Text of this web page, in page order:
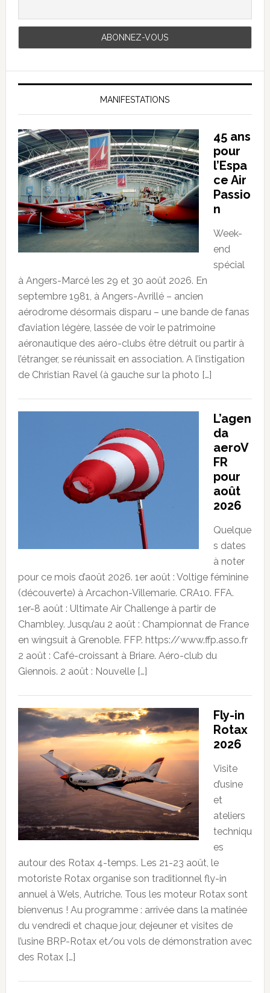
MANIFESTATIONS
45 ans
pour
l’Espa
ce Air
Passio
n
Week-
end
spécial
à Angers-Marcé les 29 et 30 août 2026. En
septembre 1981, à Angers-Avrillé – ancien
aérodrome désormais disparu – une bande de fanas
d’aviation légère, lassée de voir le patrimoine
aéronautique des aéro-clubs être détruit ou partir à
l’étranger, se réunissait en association. A l’instigation
de Christian Ravel (à gauche sur la photo […]
L’agen
da
aeroV
FR
pour
août
2026
Quelque
s dates
à noter
pour ce mois d’août 2026. 1er août : Voltige féminine
(découverte) à Arcachon-Villemarie. CRA10. FFA.
1er-8 août : Ultimate Air Challenge à partir de
Chambley. Jusqu’au 2 août : Championnat de France
en wingsuit à Grenoble. FFP. https://www.ffp.asso.fr
2 août : Café-croissant à Briare. Aéro-club du
Giennois. 2 août : Nouvelle […]
Fly-in
Rotax
2026
Visite
d’usine
et
ateliers
techniqu
es
autour des Rotax 4-temps. Les 21-23 août, le
motoriste Rotax organise son traditionnel fly-in
annuel à Wels, Autriche. Tous les moteur Rotax sont
bienvenus ! Au programme : arrivée dans la matinée
du vendredi et chaque jour, dejeuner et visites de
l’usine BRP-Rotax et/ou vols de démonstration avec
des Rotax […]